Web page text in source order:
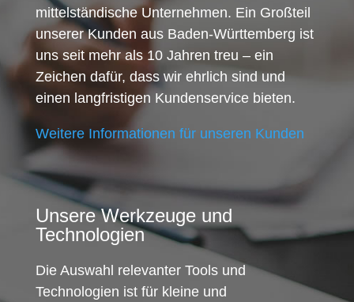
mittelständische Unternehmen. Ein Großteil
unserer Kunden aus Baden-Württemberg ist
uns seit mehr als 10 Jahren treu – ein
Zeichen dafür, dass wir ehrlich sind und
einen langfristigen Kundenservice bieten.
Weitere Informationen für unseren Kunden
Unsere Werkzeuge und
Technologien
Die Auswahl relevanter Tools und
Technologien ist für kleine und